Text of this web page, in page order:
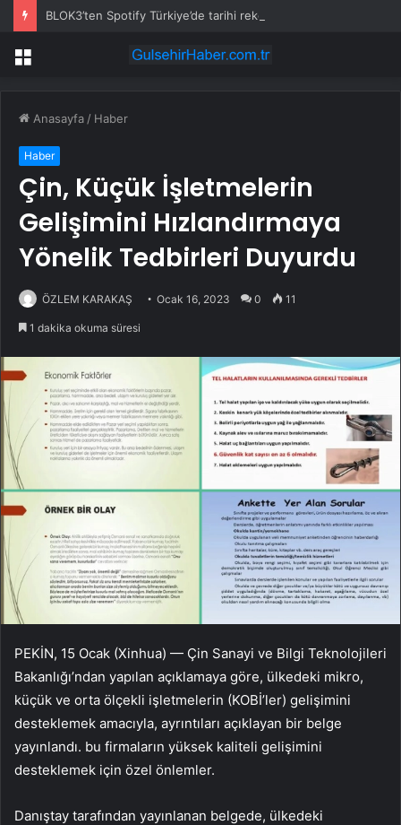
Menü
Anasayfa / Haber
Haber
Çin, Küçük İşletmelerin
Gelişimini Hızlandırmaya
Yönelik Tedbirleri Duyurdu
ÖZLEM KARAKAŞ Ocak 16, 2023 0 11
1 dakika okuma süresi
PEKİN, 15 Ocak (Xinhua) — Çin Sanayi ve Bilgi Teknolojileri
Bakanlığı’ndan yapılan açıklamaya göre, ülkedeki mikro,
küçük ve orta ölçekli işletmelerin (KOBİ’ler) gelişimini
desteklemek amacıyla, ayrıntıları açıklayan bir belge
yayınlandı. bu firmaların yüksek kaliteli gelişimini
desteklemek için özel önlemler.
Danıştay tarafından yayınlanan belgede, ülkedeki